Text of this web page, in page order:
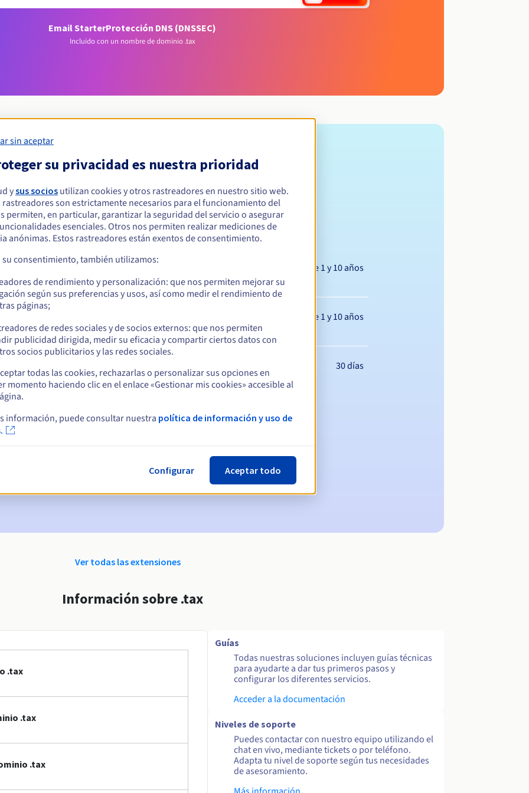
Email StarterProtección DNS (DNSSEC)
Incluido con un nombre de dominio .tax
Condiciones de elegibilidad
un .tax?
físicas o jurídicas, sin restricción geográfica.
Reglas de gestión y notificaciones
Entre 1 y 10 años
Entre 1 y 10 años
30 días
7 y 3 días antes de la fecha de vencimiento
para notificar la suspensión del nombre de dominio
para notificar la eliminación del nombre de dominio
Ver todas las extensiones
Información sobre .tax
.tax
.tax
.tax
Guías
Todas nuestras soluciones incluyen guías técnicas
para ayudarte a dar tus primeros pasos y
configurar los diferentes servicios.
Acceder a la documentación
Niveles de soporte
Puedes contactar con nuestro equipo utilizando el
chat en vivo, mediante tickets o por teléfono.
Adapta tu nivel de soporte según tus necesidades
de asesoramiento.
sin aceptar
su privacidad es nuestra prioridad
ysus socios utilizan cookies y otros rastreadores en nuestro sitio web.
rastreadores son estrictamente necesarios para el funcionamiento del
permiten, en particular, garantizar la seguridad del servicio o asegurar
esenciales. Otros nos permiten realizar mediciones de
anónimas. Estos rastreadores están exentos de consentimiento.
su consentimiento, también utilizamos:
de rendimiento y personalización: que nos permiten mejorar su
según sus preferencias y usos, así como medir el rendimiento de
páginas;
de redes sociales y de socios externos: que nos permiten
publicidad dirigida, medir su eficacia y compartir ciertos datos con
socios publicitarios y las redes sociales.
todas las cookies, rechazarlas o personalizar sus opciones en
momento haciendo clic en el enlace «Gestionar mis cookies» accesible al
información, puede consultar nuestra política de información y uso de
Configurar Aceptar todo